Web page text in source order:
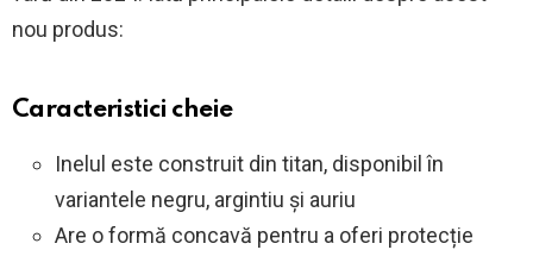
nou produs:
Caracteristici cheie
Inelul este construit din titan, disponibil în
variantele negru, argintiu și auriu
Are o formă concavă pentru a oferi protecție